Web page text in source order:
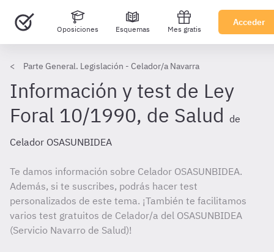
Oposiciones Esquemas Mes gratis
Acceder
Parte General. Legislación - Celador/a Navarra
Información y test de Ley
Foral 10/1990, de Salud de
Celador OSASUNBIDEA
Te damos información sobre Celador OSASUNBIDEA.
Además, si te suscribes, podrás hacer test
personalizados de este tema. ¡También te facilitamos
varios test gratuitos de Celador/a del OSASUNBIDEA
(Servicio Navarro de Salud)!